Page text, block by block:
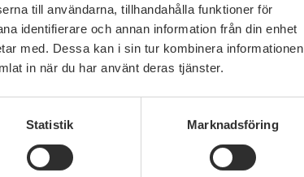
till användarna, tillhandahålla funktioner för
identifierare och annan information från din enhet
med. Dessa kan i sin tur kombinera informationen
in när du har använt deras tjänster.
Statistik Marknadsföring